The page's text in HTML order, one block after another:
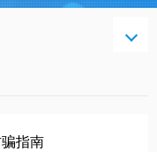
知识
指南